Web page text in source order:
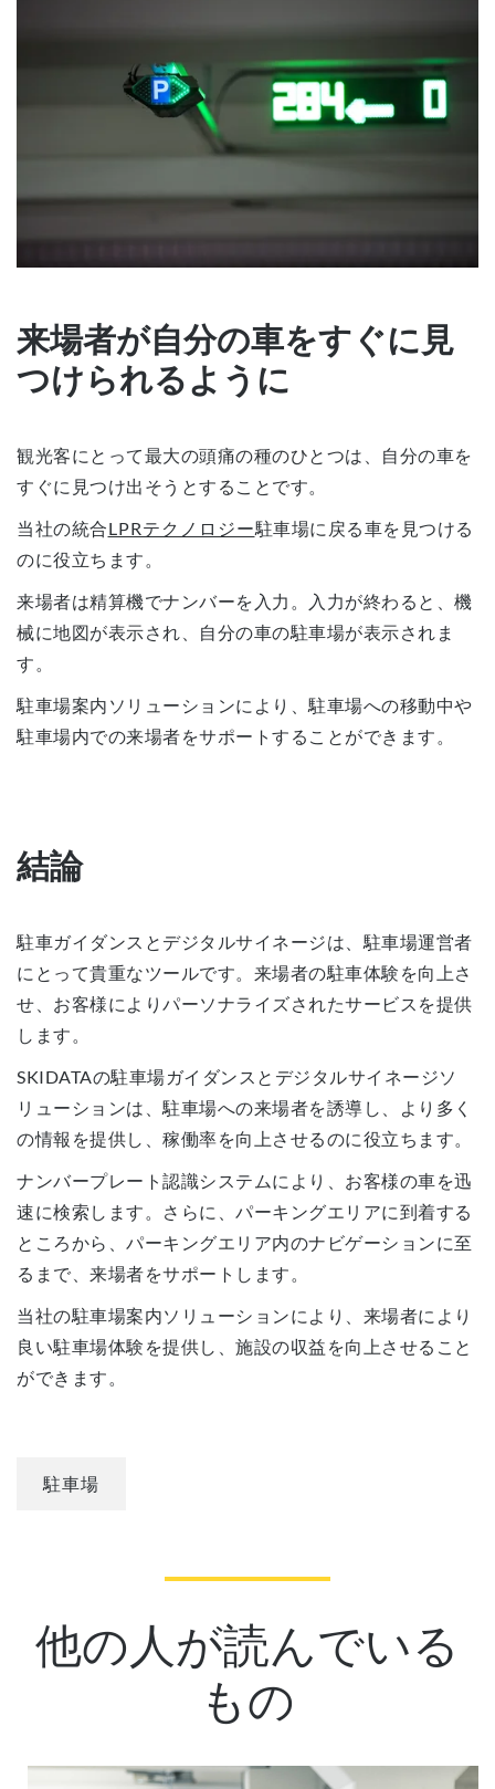
来場者が自分の車をすぐに見
つけられるように
観光客にとって最大の頭痛の種のひとつは、自分の車を
すぐに見つけ出そうとすることです。
当社の統合LPRテクノロジー駐車場に戻る車を見つける
のに役立ちます。
来場者は精算機でナンバーを入力。入力が終わると、機
械に地図が表示され、自分の車の駐車場が表示されま
す。
駐車場案内ソリューションにより、駐車場への移動中や
駐車場内での来場者をサポートすることができます。
結論
駐車ガイダンスとデジタルサイネージは、駐車場運営者
にとって貴重なツールです。来場者の駐車体験を向上さ
せ、お客様によりパーソナライズされたサービスを提供
します。
SKIDATAの駐車場ガイダンスとデジタルサイネージソ
リューションは、駐車場への来場者を誘導し、より多く
の情報を提供し、稼働率を向上させるのに役立ちます。
ナンバープレート認識システムにより、お客様の車を迅
速に検索します。さらに、パーキングエリアに到着する
ところから、パーキングエリア内のナビゲーションに至
るまで、来場者をサポートします。
当社の駐車場案内ソリューションにより、来場者により
良い駐車場体験を提供し、施設の収益を向上させること
ができます。
駐車場
他の人が読んでいる
もの